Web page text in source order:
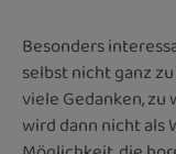
Besonders
selbst nicht ganz
viele Gedanken,
wird dann nicht als